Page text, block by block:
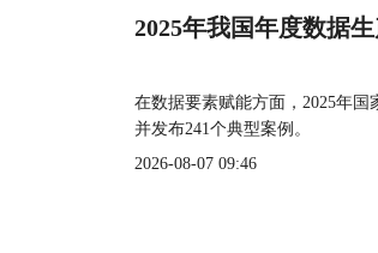
2025年我国年度数据
在数据要素赋能方面，2025年国
并发布241个典型案例。
2026-08-07 09:46